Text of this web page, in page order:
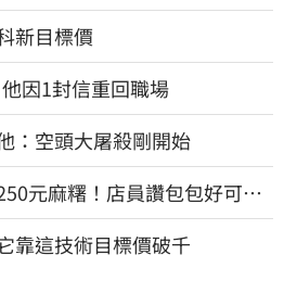
新目標價
因1封信重回職場
：空頭大屠殺剛開始
元麻糬！店員讚包包好可
這技術目標價破千